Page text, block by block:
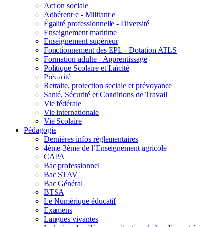
Action sociale
Adhérent·e - Militant·e
Égalité professionnelle - Diversité
Enseignement maritime
Enseignement supérieur
Fonctionnement des EPL - Dotation ATLS
Formation adulte - Apprentissage
Politique Scolaire et Laïcité
Précarité
Retraite, protection sociale et prévoyance
Santé, Sécurité et Conditions de Travail
Vie fédérale
Vie internationale
Vie Scolaire
Pédagogie
Dernières infos réglementaires
4ème-3ème de l’Enseignement agricole
CAPA
Bac professionnel
Bac STAV
Bac Général
BTSA
Le Numérique éducatif
Examens
Langues vivantes